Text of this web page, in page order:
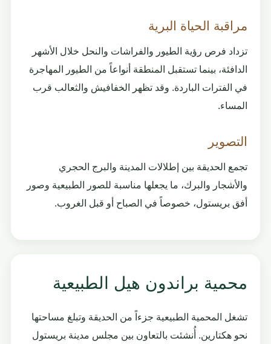
مراقبة الحياة البرية
تزداد فرص رؤية الطيور والفراشات والنحل خلال الأشهر
الدافئة، بينما تستقبل المنطقة أنواعاً من الطيور المهاجرة
في الفترات الباردة. وقد تظهر الخفافيش والثعالب قرب
المساء.
التصوير
تجمع الحديقة بين إطلالات المدينة والبرج الحجري
والأشجار والبرك، ما يجعلها مناسبة للصور الطبيعية وصور
أفق بريستول، خصوصاً في الصباح أو قبل الغروب.
محمية براندون هيل الطبيعية
تشغل المحمية الطبيعية جزءاً من الحديقة وتبلغ مساحتها
نحو هكتارين. أُنشئت بالتعاون بين مجلس مدينة بريستول